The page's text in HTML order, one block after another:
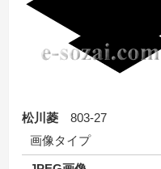
松川菱 803-27
画像タイプ